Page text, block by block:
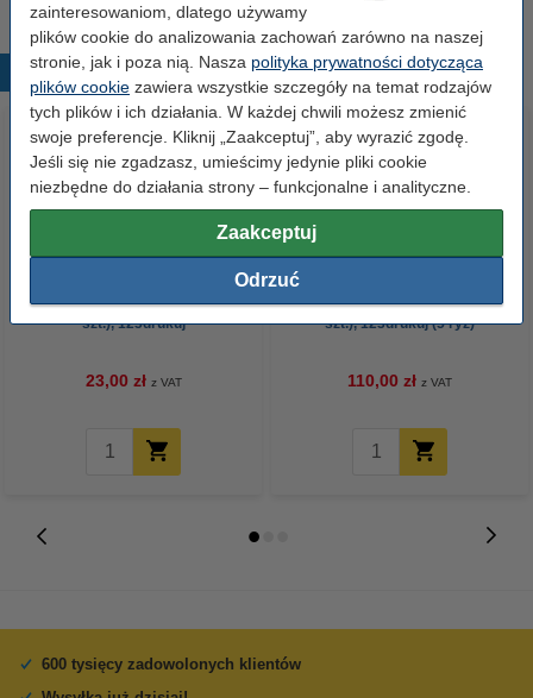
zainteresowaniom, dlatego używamy
plików cookie do analizowania zachowań zarówno na naszej
stronie, jak i poza nią. Nasza polityka prywatności dotycząca
plików cookie zawiera wszystkie szczegóły na temat rodzajów
tych plików i ich działania. W każdej chwili możesz zmienić
swoje preferencje. Kliknij „Zaakceptuj”, aby wyrazić zgodę.
Jeśli się nie zgadzasz, umieścimy jedynie pliki cookie
niezbędne do działania strony – funkcjonalne i analityczne.
Zaakceptuj
Odrzuć
Popularne produkty
szt.), 123drukuj
23,00 zł z VAT
szt.), 123drukuj (5 ryz)
110,00 zł z VAT
600 tysięcy zadowolonych klientów